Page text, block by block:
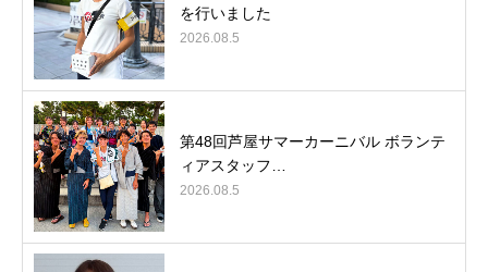
を行いました
2026.08.5
第48回芦屋サマーカーニバル ボランテ
ィアスタッフ…
2026.08.5